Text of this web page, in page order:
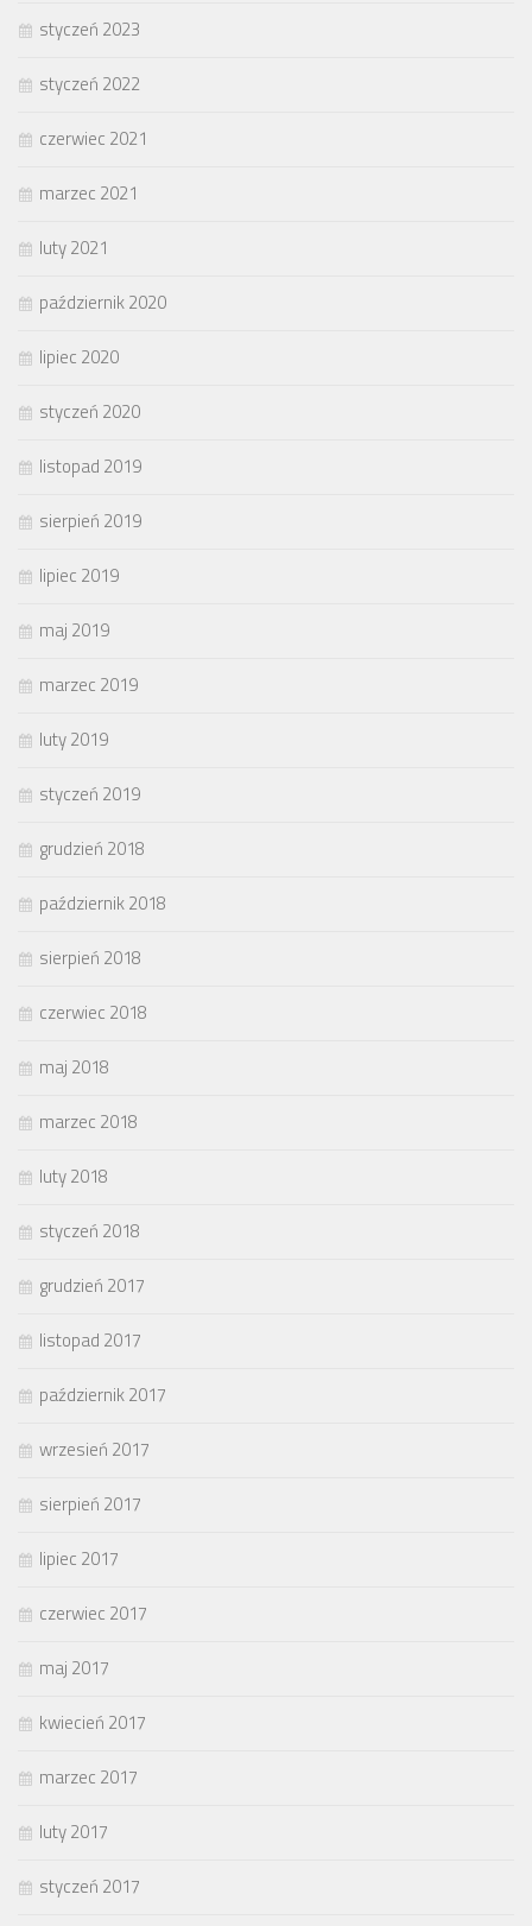
styczeń 2023
styczeń 2022
czerwiec 2021
marzec 2021
luty 2021
październik 2020
lipiec 2020
styczeń 2020
listopad 2019
sierpień 2019
lipiec 2019
maj 2019
marzec 2019
luty 2019
styczeń 2019
grudzień 2018
październik 2018
sierpień 2018
czerwiec 2018
maj 2018
marzec 2018
luty 2018
styczeń 2018
grudzień 2017
listopad 2017
październik 2017
wrzesień 2017
sierpień 2017
lipiec 2017
czerwiec 2017
maj 2017
kwiecień 2017
marzec 2017
luty 2017
styczeń 2017